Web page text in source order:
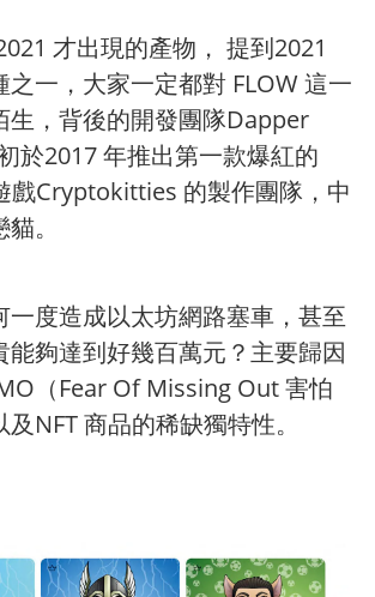
才出現的產物， 提到2021
之一，大家一定都對 FLOW 這一
生，背後的開發團隊Dapper
於2017 年推出第一款爆紅的
戲Cryptokitties 的製作團隊，中
。
一度造成以太坊網路塞車，甚至
能夠達到好幾百萬元？主要歸因
（Fear Of Missing Out 害怕
NFT 商品的稀缺獨特性。